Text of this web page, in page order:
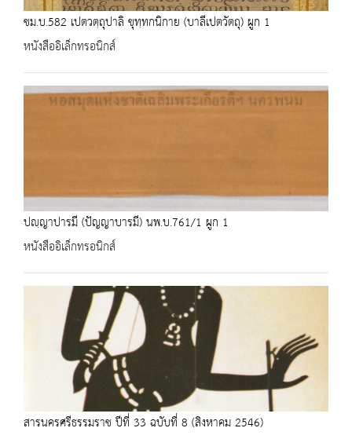
ชม.บ.582 เปตวตฺถุปาลิ ขุทฺทกนิกาย (บาลีเปตวัตถุ) ผูก 1
หนังสืออิเล็กทรอนิกส์
ปญฺญาปารมี (ปัญญาบารมี) นพ.บ.761/1 ผูก 1
หนังสืออิเล็กทรอนิกส์
สารนครศรีธรรมราช ปีที่ 33 ฉบับที่ 8 (สิงหาคม 2546)